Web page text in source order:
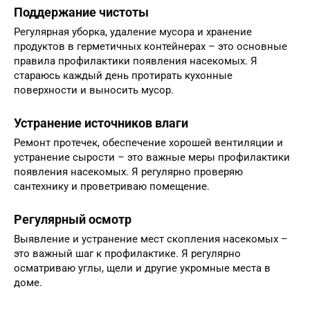
Поддержание чистоты
Регулярная уборка, удаление мусора и хранение
продуктов в герметичных контейнерах – это основные
правила профилактики появления насекомых. Я
стараюсь каждый день протирать кухонные
поверхности и выносить мусор.
Устранение источников влаги
Ремонт протечек, обеспечение хорошей вентиляции и
устранение сырости – это важные меры профилактики
появления насекомых. Я регулярно проверяю
сантехнику и проветриваю помещение.
Регулярный осмотр
Выявление и устранение мест скопления насекомых –
это важный шаг к профилактике. Я регулярно
осматриваю углы, щели и другие укромные места в
доме.